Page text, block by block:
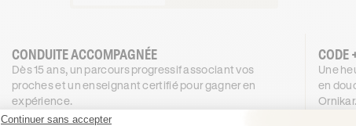
CONDUITE ACCOMPAGNÉE
Dès 15 ans, un parcours progressif associant vos
proches et un enseignant certifié pour gagner en
expérience.
1044
CODE
Une
en
Ornikar.
Continuer sans accepter